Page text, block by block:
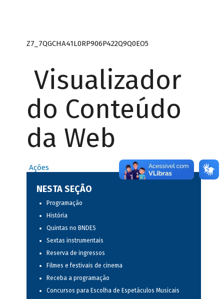
Z7_7QGCHA41L0RP906P422Q9Q0EO5
Visualizador
do Conteúdo
da Web
Ações
NESTA SEÇÃO
Programação
História
Quintas no BNDES
Sextas instrumentais
Reserva de ingressos
Filmes e festivais de cinema
Receba a programação
Concursos para Escolha de Espetáculos Musicais